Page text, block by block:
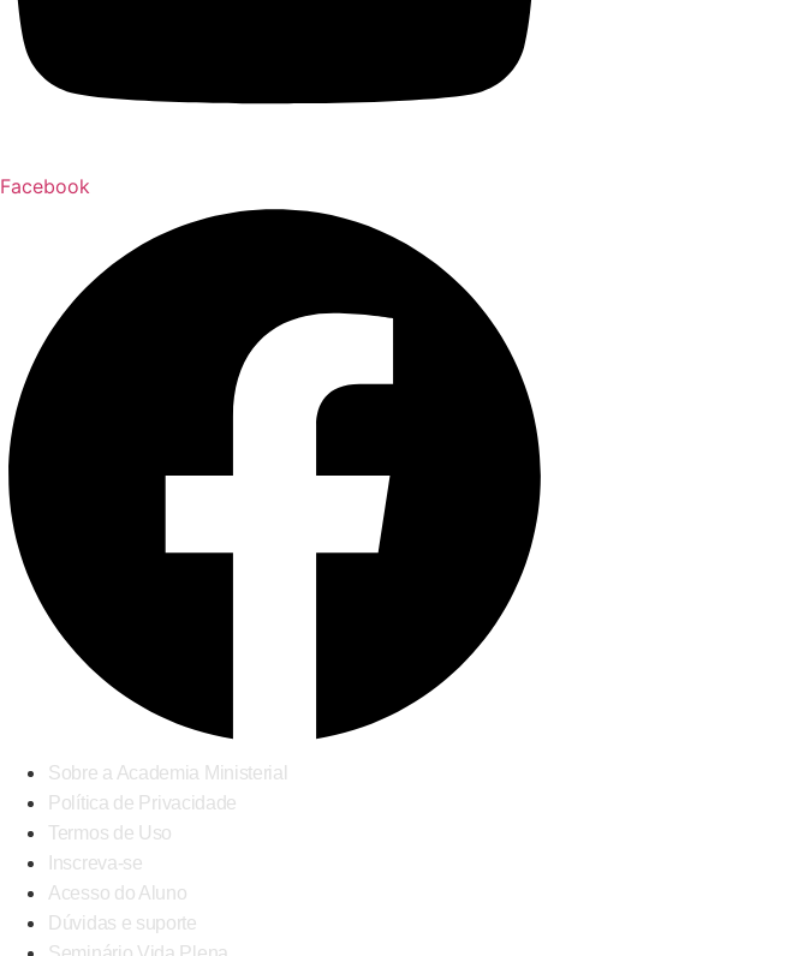
Facebook
Sobre a Academia Ministerial
Política de Privacidade
Termos de Uso
Inscreva-se
Acesso do Aluno
Dúvidas e suporte